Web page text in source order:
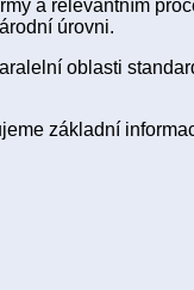
a relevantním
úrovni.
oblasti
základní